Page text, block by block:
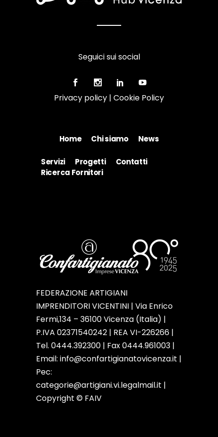
Home Chi siamo News
Seguici sui social
Privacy policy | Cookie Policy
Servizi Progetti
Contatti
Ricerca Fornitori
FEDERAZIONE ARTIGIANI
IMPRENDITORI VICENTINI | Via Enrico
Fermi,134 – 36100 Vicenza (Italia) |
P.IVA 02371540242 | REA VI-226266 |
Tel. 0444.392300 | Fax 0444.961003 |
Email: info@confartigianatovicenza.it |
Pec:
categorie@artigiani.vi.legalmail.it |
Copyright © FAIV